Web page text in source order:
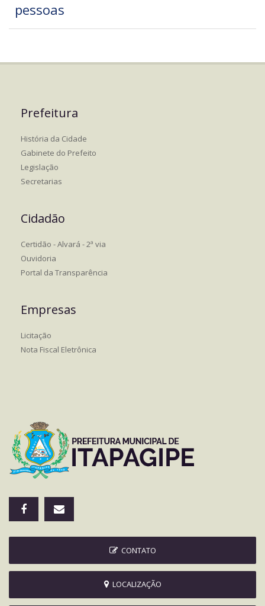
pessoas
Prefeitura
História da Cidade
Gabinete do Prefeito
Legislação
Secretarias
Cidadão
Certidão - Alvará - 2ª via
Ouvidoria
Portal da Transparência
Empresas
Licitação
Nota Fiscal Eletrônica
CONTATO
LOCALIZAÇÃO